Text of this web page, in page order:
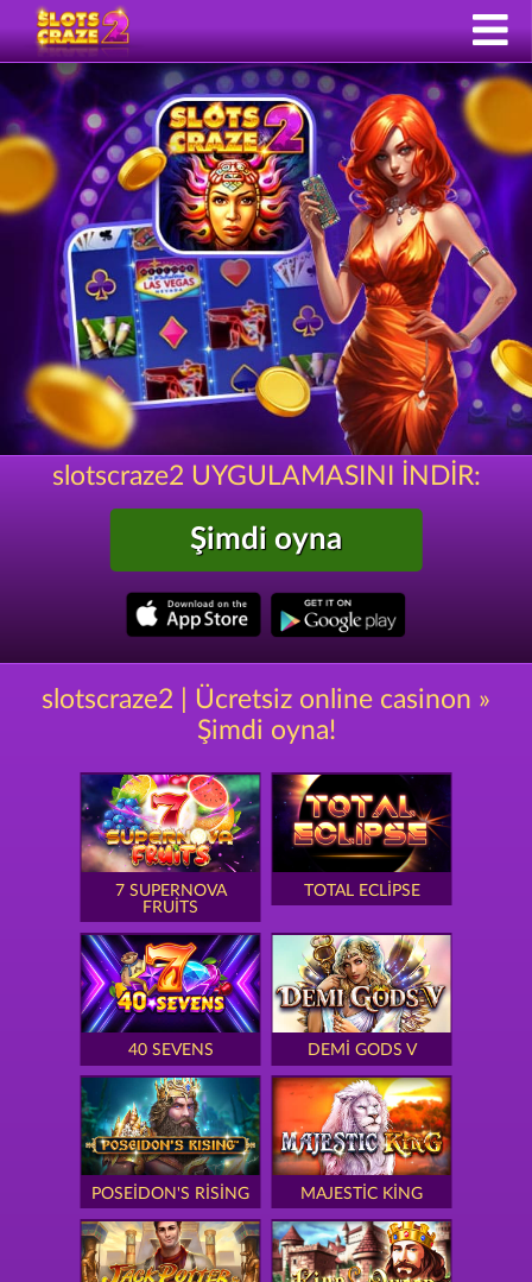
slotscraze2 UYGULAMASINI İNDİR:
Şimdi oyna
slotscraze2 | Ücretsiz online casinon »
Şimdi oyna!
7 SUPERNOVA
FRUITS
TOTAL ECLIPSE
40 SEVENS DEMI GODS V
POSEIDON'S RISING MAJESTIC KING